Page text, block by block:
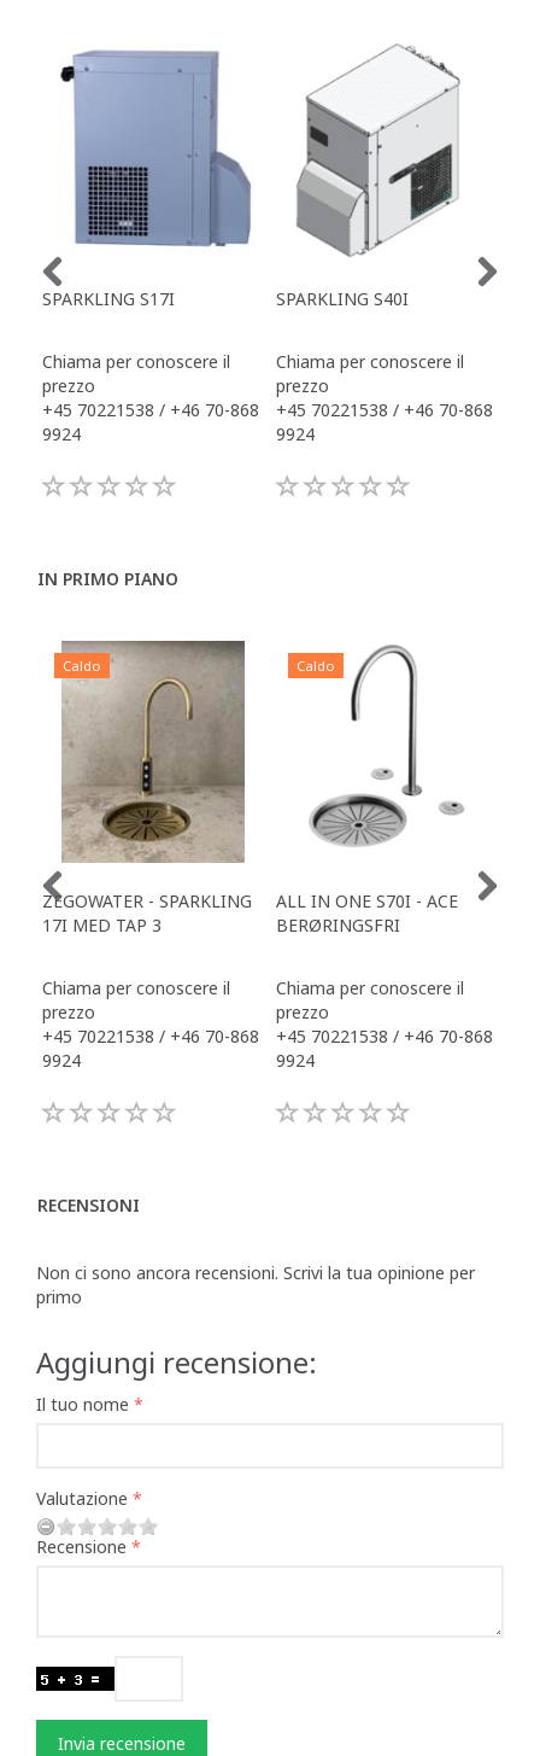
SPARKLING S17I
Chiama per conoscere il
prezzo
+45 70221538 / +46 70-868
9924
SPARKLING S40I
Chiama per conoscere il
prezzo
+45 70221538 / +46 70-868
9924
IN PRIMO PIANO
Caldo
ZEGOWATER - SPARKLING
17I MED TAP 3
Chiama per conoscere il
prezzo
+45 70221538 / +46 70-868
9924
Caldo
ALL IN ONE S70I - ACE
BERØRINGSFRI
Chiama per conoscere il
prezzo
+45 70221538 / +46 70-868
9924
RECENSIONI
Non ci sono ancora recensioni. Scrivi la tua opinione per
primo
Aggiungi recensione:
Il tuo nome
Valutazione
Recensione
Invia recensione